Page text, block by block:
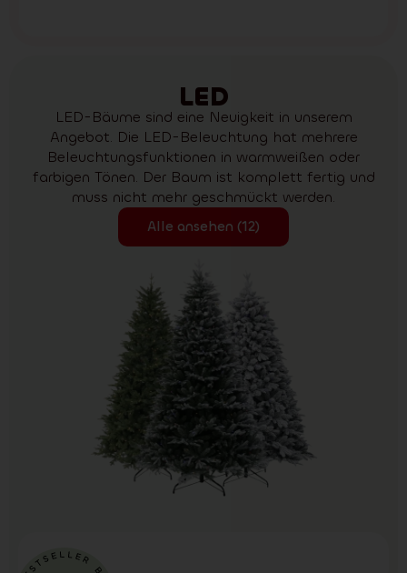
LED
LED-Bäume sind eine Neuigkeit in unserem
Angebot. Die LED-Beleuchtung hat mehrere
Beleuchtungsfunktionen in warmweißen oder
farbigen Tönen. Der Baum ist komplett fertig und
muss nicht mehr geschmückt werden.
Alle ansehen (12)